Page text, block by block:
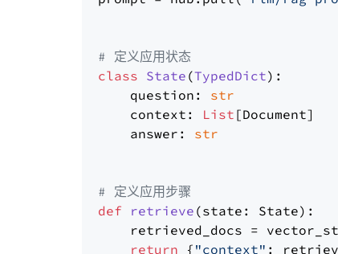
# 定义应用状态
class State (TypedDict):
    question:
str
    context:
List [Document]
    answer:
str
# 定义应用步骤
def
retrieve (state: State):
retrieved_docs =
return { "context" :